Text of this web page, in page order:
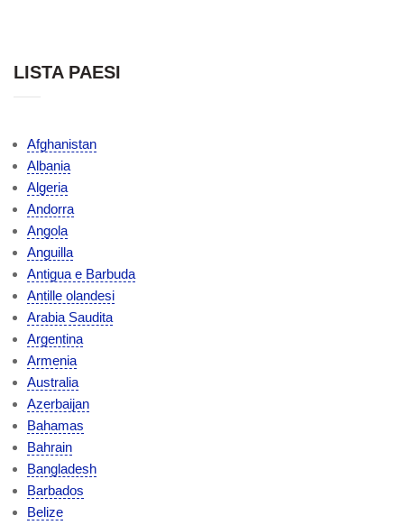
LISTA PAESI
Afghanistan
Albania
Algeria
Andorra
Angola
Anguilla
Antigua e Barbuda
Antille olandesi
Arabia Saudita
Argentina
Armenia
Australia
Azerbaijan
Bahamas
Bahrain
Bangladesh
Barbados
Belize